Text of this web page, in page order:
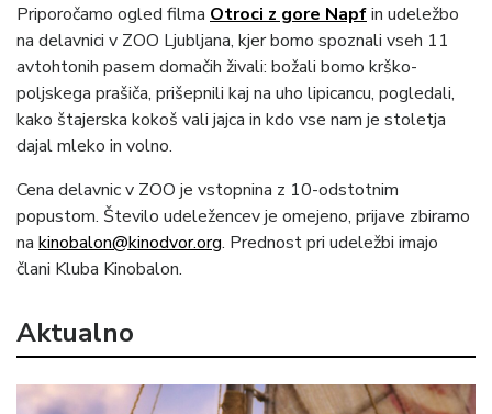
Priporočamo ogled filma Otroci z gore Napfin udeležbo
na delavnici v ZOO Ljubljana, kjer bomo spoznali vseh 11
avtohtonih pasem domačih živali: božali bomo krško-
poljskega prašiča, prišepnili kaj na uho lipicancu, pogledali,
kako štajerska kokoš vali jajca in kdo vse nam je stoletja
dajal mleko in volno.
Cena delavnic v ZOO je vstopnina z 10-odstotnim
popustom. Število udeležencev je omejeno, prijave zbiramo
na kinobalon@kinodvor.org. Prednost pri udeležbi imajo
člani Kluba Kinobalon.
Aktualno